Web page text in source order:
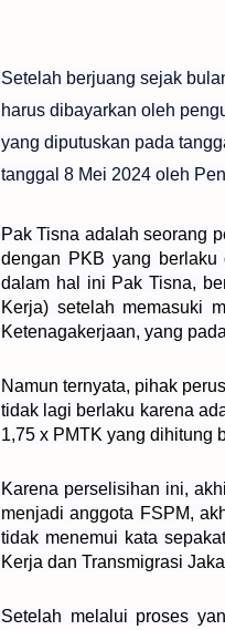
Setelah berjuang sejak
harus dibayarkan oleh
yang diputuskan pada
tanggal 8 Mei 2024 oleh
Pak Tisna adalah seorang
dengan PKB yang berlaku
dalam hal ini Pak Tisna,
Kerja) setelah memasuki
Ketenagakerjaan, yang
Namun ternyata, pihak
tidak lagi berlaku karena
1,75 x PMTK yang dihitung
Karena perselisihan ini,
menjadi anggota FSPM,
tidak menemui kata
Kerja dan Transmigrasi
Setelah melalui proses